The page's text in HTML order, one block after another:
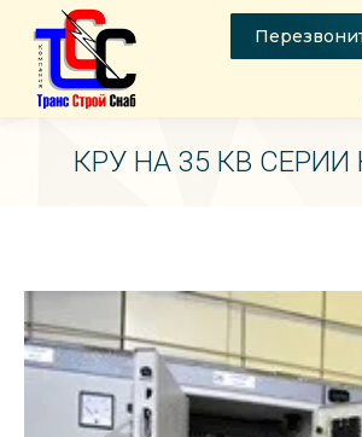
КРУ НА 35 КВ СЕРИИ